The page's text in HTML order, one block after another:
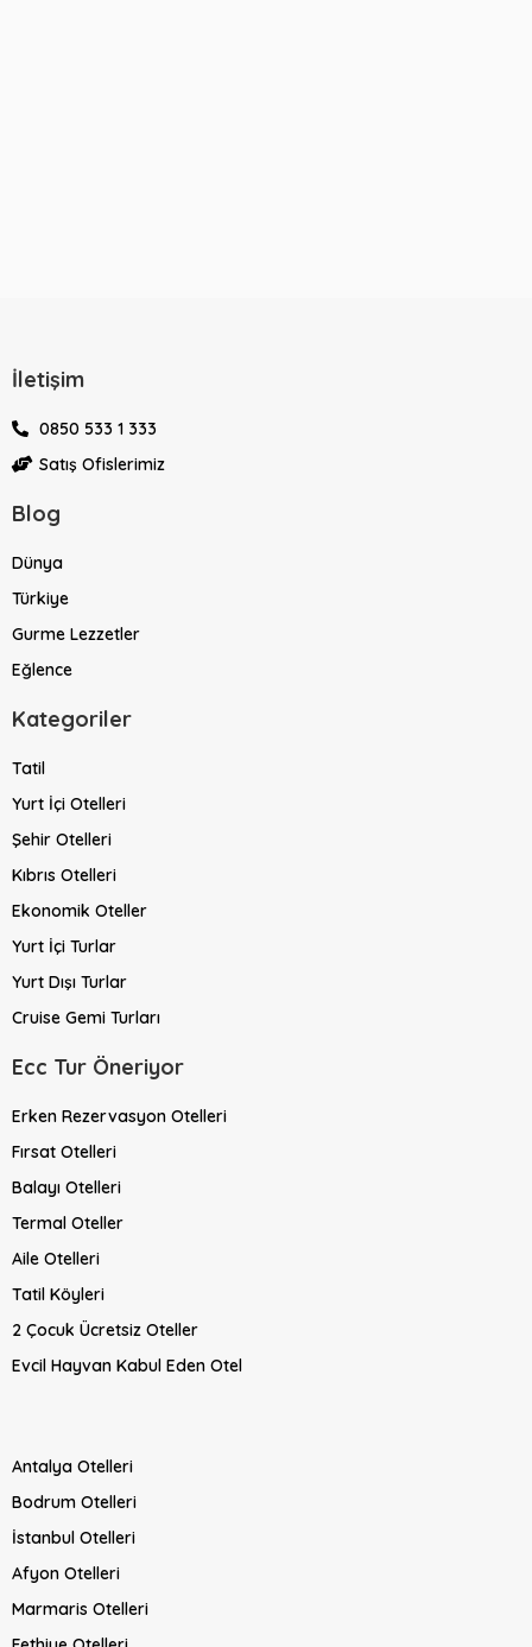
İletişim
0850 533 1 333
Satış Ofislerimiz
Blog
Dünya
Türkiye
Gurme Lezzetler
Eğlence
Kategoriler
Tatil
Yurt İçi Otelleri
Şehir Otelleri
Kıbrıs Otelleri
Ekonomik Oteller
Yurt İçi Turlar
Yurt Dışı Turlar
Cruise Gemi Turları
Ecc Tur Öneriyor
Erken Rezervasyon Otelleri
Fırsat Otelleri
Balayı Otelleri
Termal Oteller
Aile Otelleri
Tatil Köyleri
2 Çocuk Ücretsiz Oteller
Evcil Hayvan Kabul Eden Otel
Antalya Otelleri
Bodrum Otelleri
İstanbul Otelleri
Afyon Otelleri
Marmaris Otelleri